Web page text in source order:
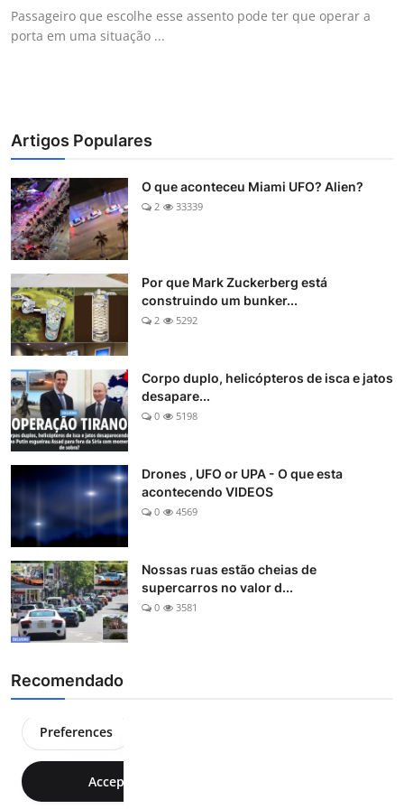
Passageiro que escolhe esse assento pode ter que operar a
porta em uma situação ...
Artigos Populares
O que aconteceu Miami UFO? Alien?
2 33339
Por que Mark Zuckerberg está
construindo um bunker...
2 5292
Corpo duplo, helicópteros de isca e jatos
desapare...
0 5198
Drones , UFO or UPA - O que esta
acontecendo VIDEOS
0 4569
Nossas ruas estão cheias de
supercarros no valor d...
0 3581
Recomendado